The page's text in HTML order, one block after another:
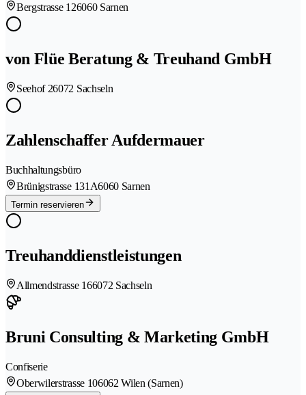
Bergstrasse 126060 Sarnen
von Flüe Beratung & Treuhand GmbH
Seehof 26072 Sachseln
Zahlenschaffer Aufdermauer
Buchhaltungsbüro
Brünigstrasse 131A6060 Sarnen
Termin reservieren
Treuhanddienstleistungen
Allmendstrasse 166072 Sachseln
Bruni Consulting & Marketing GmbH
Confiserie
Oberwilerstrasse 106062 Wilen (Sarnen)